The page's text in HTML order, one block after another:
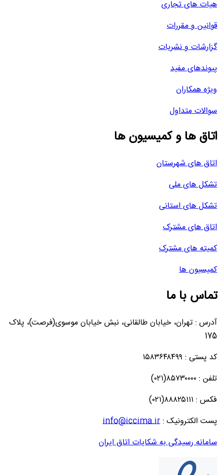
هیات های تجاری
قوانین و مقررات
گزارشات و نشریات
پیوندهای مفید
ویژه همکاران
سوالات متداول
اتاق ها و کمیسیون ها
اتاق های شهرستان
تشکل های ملی
تشکل های استانی
اتاق های مشترک
کمیته های مشترک
کمیسیون ها
تماس با ما
آدرس : تهران، خیابان طالقانی، نبش خیابان موسوی(فرصت)، پلاک
175
کد پستی : ۱۵۸۳۶۴۸۴۹۹
تلفن : ۸۵۷۳۰۰۰۰(۰۲۱)
فکس : ۸۸۸۲۵۱۱۱(۰۲۱)
پست الکترونیک :info@iccima.ir
سامانه رسیدگی به شکایات اتاق ایران